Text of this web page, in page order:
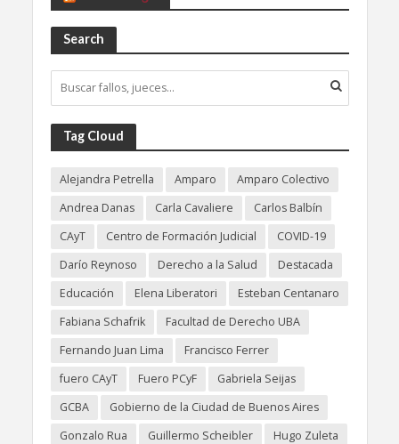
Search
Tag Cloud
Alejandra Petrella Amparo
Amparo Colectivo
Andrea Danas
Carla Cavaliere
Carlos Balbín
CAyT
Centro de Formación Judicial
COVID-19
Darío Reynoso
Derecho a la Salud
Destacada
Educación
Elena Liberatori
Esteban Centanaro
Fabiana Schafrik
Facultad de Derecho UBA
Fernando Juan Lima
Francisco Ferrer
fuero CAyT
Fuero PCyF
Gabriela Seijas
GCBA
Gobierno de la Ciudad de Buenos Aires
Gonzalo Rua
Guillermo Scheibler
Hugo Zuleta